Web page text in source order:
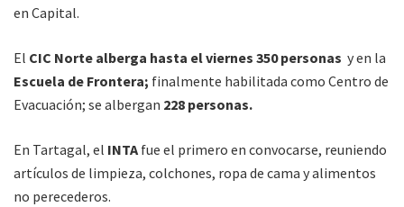
en Capital.
El CIC Norte alberga hasta el viernes 350 personas y en la
Escuela de Frontera; finalmente habilitada como Centro de
Evacuación; se albergan 228 personas.
En Tartagal, el INTA fue el primero en convocarse, reuniendo
artículos de limpieza, colchones, ropa de cama y alimentos
no perecederos.